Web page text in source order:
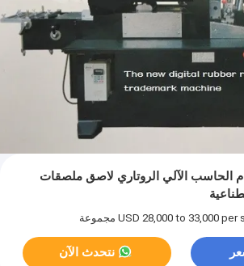
الحاسب الآلي الروتاري لاصق ملصقات
نتحدث الآن